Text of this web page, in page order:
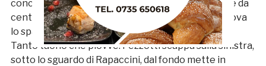
conclusione. Cerca gloria anche Raparo che parte da
centrocampo, dopo aver recuperato il pallone, trova
lo spazio per la conclusione, respinta dal portiere.
Tanto tuonò che piovve: Pezzotti scappa sulla sinistra,
sotto lo sguardo di Rapaccini, dal fondo mette in